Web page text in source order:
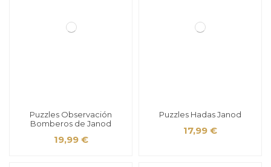
Puzzles Observación
Bomberos de Janod
19,99 €
Puzzles Hadas Janod
17,99 €